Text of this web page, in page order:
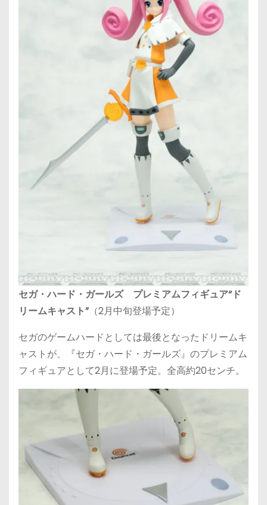
セガ・ハード・ガールズ プレミアムフィギュア“ド
リームキャスト”（2月中旬登場予定）
セガのゲームハードとしては最後となったドリームキ
ャストが、『セガ・ハード・ガールズ』のプレミアム
フィギュアとして2月に登場予定。全高約20センチ。